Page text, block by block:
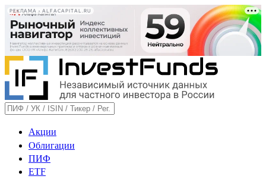
РЕКЛАМА • ALFACAPITAL.RU
Акции
Облигации
ПИФ
ETF